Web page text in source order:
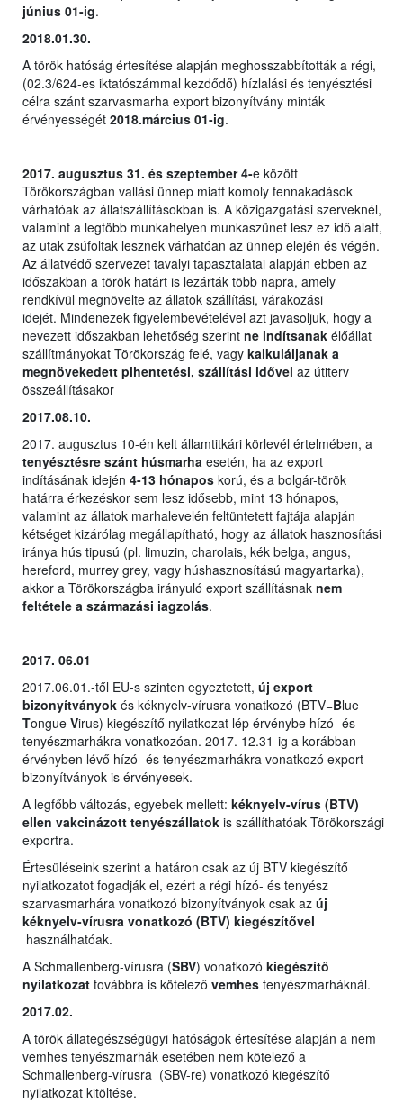
június 01-ig.
2018.01.30.
A török hatóság értesítése alapján meghosszabbították a régi,
(02.3/624-es iktatószámmal kezdődő) hízlalási és tenyésztési
célra szánt szarvasmarha export bizonyítvány minták
érvényességét 2018.március 01-ig.
2017. augusztus 31. és szeptember 4-e között
Törökországban vallási ünnep miatt komoly fennakadások
várhatóak az állatszállításokban is. A közigazgatási szerveknél,
valamint a legtöbb munkahelyen munkaszünet lesz ez idő alatt,
az utak zsúfoltak lesznek várhatóan az ünnep elején és végén.
Az állatvédő szervezet tavalyi tapasztalatai alapján ebben az
időszakban a török határt is lezárták több napra, amely
rendkívül megnövelte az állatok szállítási, várakozási
idejét. Mindenezek figyelembevételével azt javasoljuk, hogy a
nevezett időszakban lehetőség szerint ne indítsanak élőállat
szállítmányokat Törökország felé, vagy kalkuláljanak a
megnövekedett pihentetési, szállítási idővel az útiterv
összeállításakor
2017.08.10.
2017. augusztus 10-én kelt államtitkári körlevél értelmében, a
tenyésztésre szánt húsmarha esetén, ha az export
indításának idején 4-13 hónapos korú, és a bolgár-török
határra érkezéskor sem lesz idősebb, mint 13 hónapos,
valamint az állatok marhalevelén feltüntetett fajtája alapján
kétséget kizárólag megállapítható, hogy az állatok hasznosítási
iránya hús tipusú (pl. limuzin, charolais, kék belga, angus,
hereford, murrey grey, vagy húshasznosítású magyartarka),
akkor a Törökországba irányuló export szállításnak nem
feltétele a származási iagzolás.
2017. 06.01
2017.06.01.-től EU-s szinten egyeztetett, új export
bizonyítványok és kéknyelv-vírusra vonatkozó (BTV=Blue
Tongue Virus) kiegészítő nyilatkozat lép érvénybe hízó- és
tenyészmarhákra vonatkozóan. 2017. 12.31-ig a korábban
érvényben lévő hízó- és tenyészmarhákra vonatkozó export
bizonyítványok is érvényesek.
A legfőbb változás, egyebek mellett: kéknyelv-vírus (BTV)
ellen vakcinázott tenyészállatok is szállíthatóak Törökországi
exportra.
Értesüléseink szerint a határon csak az új BTV kiegészítő
nyilatkozatot fogadják el, ezért a régi hízó- és tenyész
szarvasmarhára vonatkozó bizonyítványok csak az új
kéknyelv-vírusra vonatkozó (BTV) kiegészítővel
használhatóak.
A Schmallenberg-vírusra (SBV) vonatkozó kiegészítő
nyilatkozat továbbra is kötelező vemhes tenyészmarháknál.
2017.02.
A török állategészségügyi hatóságok értesítése alapján a nem
vemhes tenyészmarhák esetében nem kötelező a
Schmallenberg-vírusra (SBV-re) vonatkozó kiegészítő
nyilatkozat kitöltése.